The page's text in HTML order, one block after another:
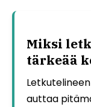
Miksi
tärkeää
auttaa